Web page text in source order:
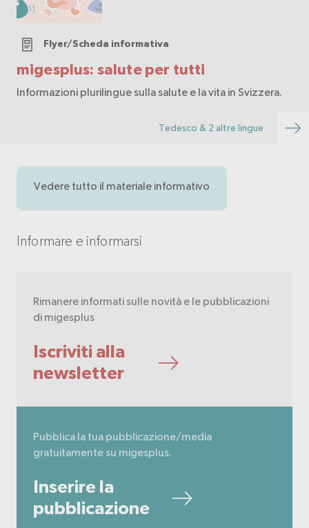
migesplus: salute per tutti
Flyer/Scheda informativa
Informazioni plurilingue sulla salute e la vita in Svizzera.
Tedesco & 2 altre lingue
Vedere tutto il materiale informativo
Informare e informarsi
Rimanere informati sulle novità e le pubblicazioni
di migesplus
Iscriviti alla
newsletter
Pubblica la tua pubblicazione/media
gratuitamente su migesplus.
Inserire la
pubblicazione